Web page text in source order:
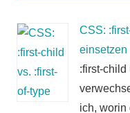
CSS:
einsetzen
:first-child
ich, worin